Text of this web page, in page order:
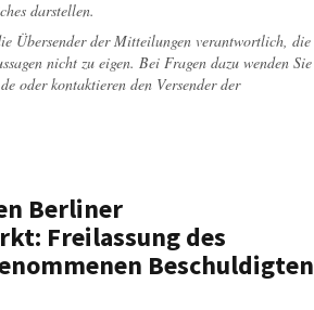
darstellen.
Übersender der Mitteilungen verantwortlich, die
nicht zu eigen. Bei Fragen dazu wenden Sie
oder kontaktieren den Versender der
Berliner
Freilassung des
Beschuldigten